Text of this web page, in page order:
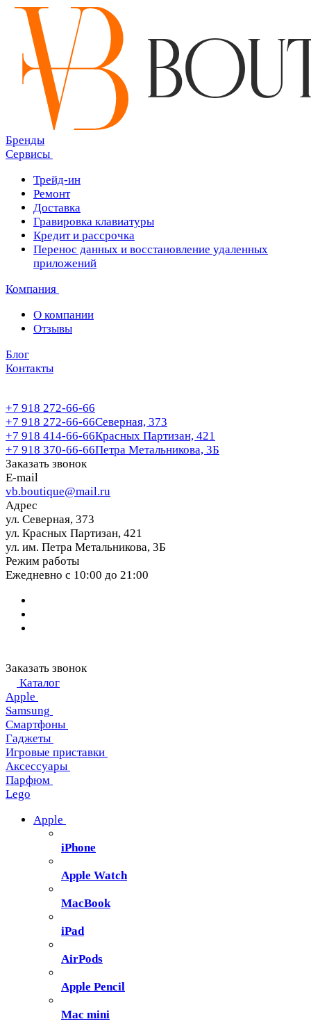
Бренды
Сервисы
Трейд-ин
Ремонт
Доставка
Гравировка клавиатуры
Кредит и рассрочка
Перенос данных и восстановление удаленных
приложений
Компания
О компании
Отзывы
Блог
Контакты
+7 918 272-66-66
+7 918 272-66-66Северная, 373
+7 918 414-66-66Красных Партизан, 421
+7 918 370-66-66Петра Метальникова, 3Б
Заказать звонок
E-mail
vb.boutique@mail.ru
Адрес
ул. Северная, 373
ул. Красных Партизан, 421
ул. им. Петра Метальникова, 3Б
Режим работы
Ежедневно с 10:00 до 21:00
Заказать звонок
Каталог
Apple
Samsung
Смартфоны
Гаджеты
Игровые приставки
Аксессуары
Парфюм
Lego
Apple
iPhone
Apple Watch
MacBook
iPad
AirPods
Apple Pencil
Mac mini